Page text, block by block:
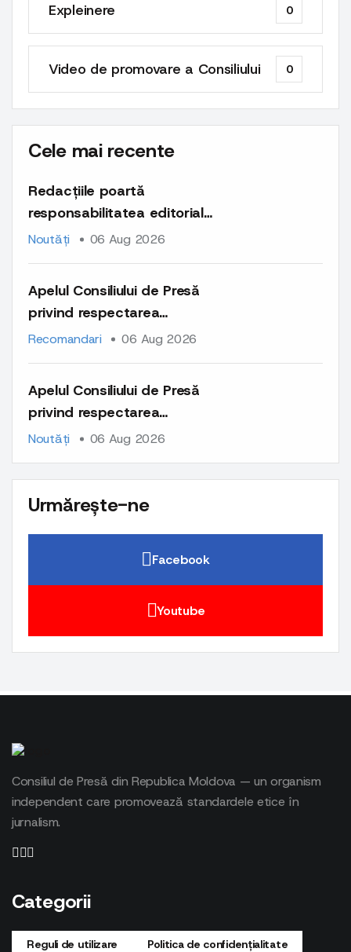
Expleinere 0
Video de promovare a Consiliului 0
Cele mai recente
Redacțiile poartă
responsabilitatea editorială
și deontologică pentru
Noutăți 06 Aug 2026
Apelul Consiliului de Presă
privind respectarea
normelor deontologice la
comunicatelor de presă
Recomandari 06 Aug 2026
Apelul Consiliului de Presă
privind respectarea
normelor deontologice la
caracter comercial și a
comunicatelor de presă
Noutăți 06 Aug 2026
Urmărește-ne
Facebook
Youtube
Consiliul de Presă din Republica Moldova — un organism
independent care promovează standardele etice în
jurnalism.
Categorii
Reguli de utilizare Politica de confidențialitate